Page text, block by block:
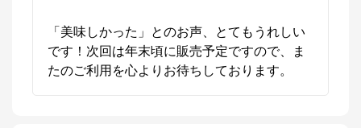
「美味しかった」とのお声、とてもうれしい
です！次回は年末頃に販売予定ですので、ま
たのご利用を心よりお待ちしております。